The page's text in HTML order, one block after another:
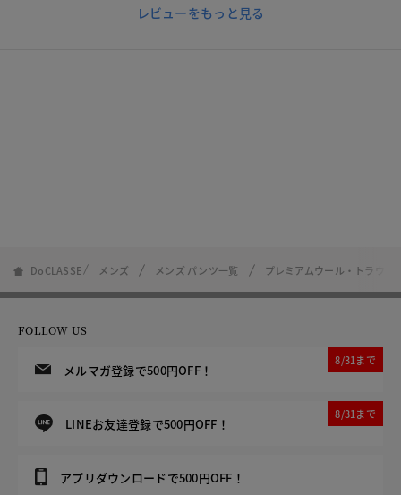
レビューをもっと見る
DoCLASSE メンズ メンズ パンツ一覧 プレミアムウール・トラウザ
FOLLOW US
メルマガ登録で500円OFF！
8/31まで
LINEお友達登録で500円OFF！
8/31まで
アプリダウンロードで500円OFF！